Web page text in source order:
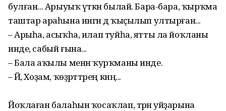
булған... Арыуыҡ үткән былай. Бара-бара, ҡырҡма
таштар араһына ингән дә ҡыҫылып ултырған...
– Арыһа, асыҡһа, илап туйһа, ятты ла йоҡланы
инде, сабый ғына...
– Бала аҡылы менән ҡурҡманы инде.
– Йә, Хоҙам, ҡөҙрәттәрең киң...
Йоҡлаған балаһын ҡосаҡлап, тәрән уйҙарына